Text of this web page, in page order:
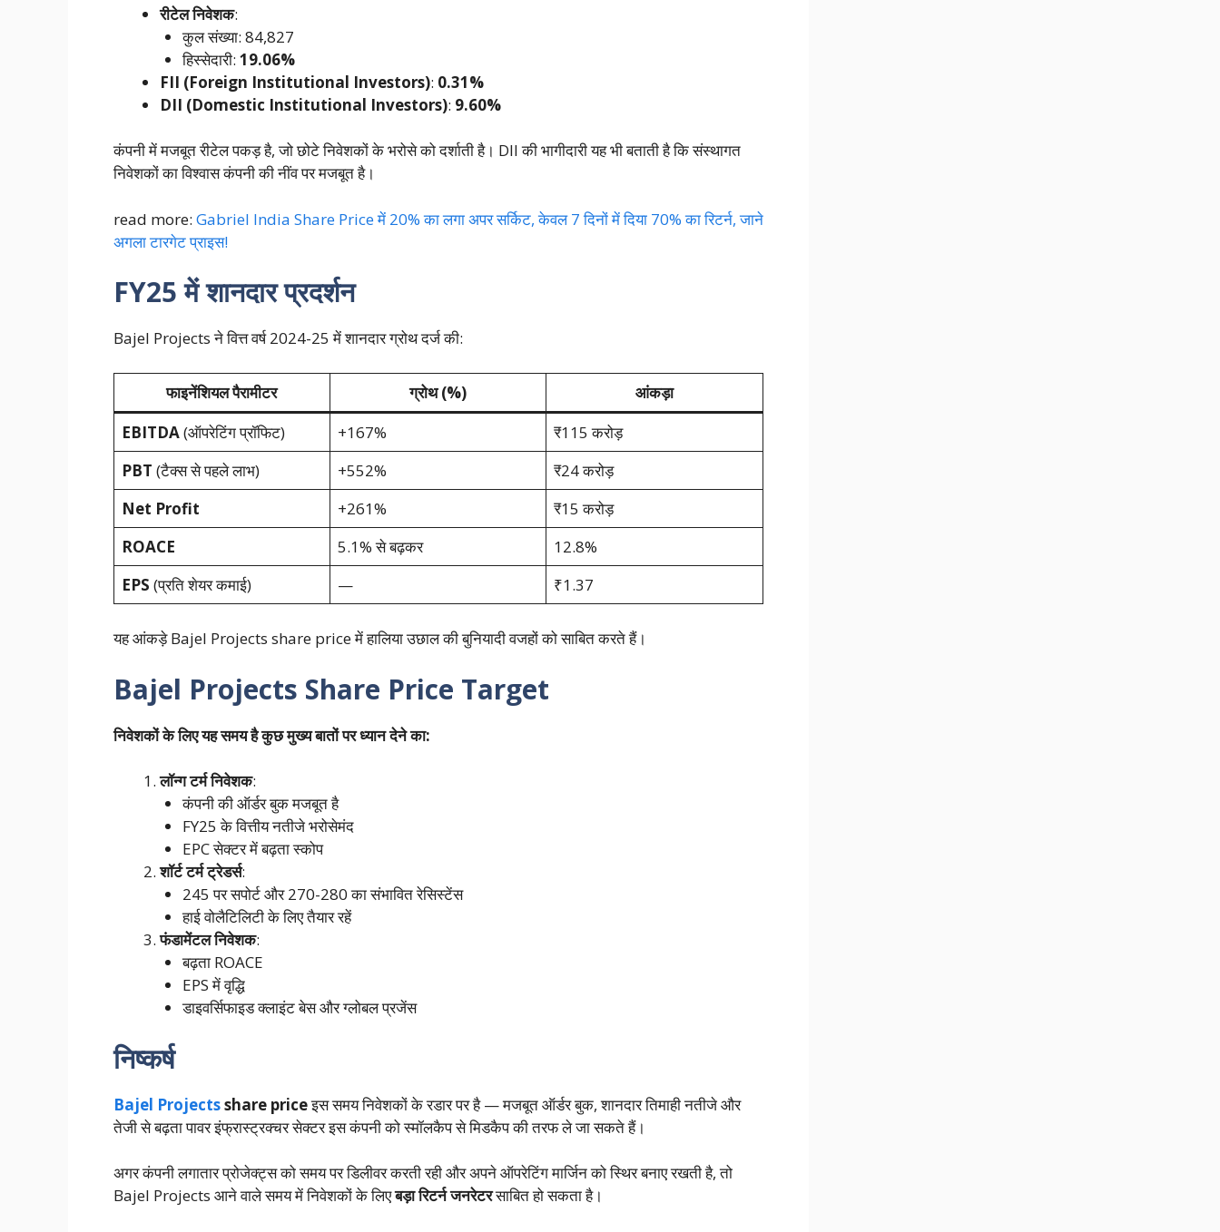
रीटेल निवेशक:
कुल संख्या: 84,827
हिस्सेदारी: 19.06%
FII (Foreign Institutional Investors): 0.31%
DII (Domestic Institutional Investors): 9.60%
कंपनी में मजबूत रीटेल पकड़ है, जो छोटे निवेशकों के भरोसे को दर्शाती है। DII की भागीदारी यह भी बताती है कि संस्थागत
निवेशकों का विश्वास कंपनी की नींव पर मजबूत है।
read more: Gabriel India Share Price में 20% का लगा अपर सर्किट, केवल 7 दिनों में दिया 70% का रिटर्न, जाने
अगला टारगेट प्राइस!
FY25 में शानदार प्रदर्शन
Bajel Projects ने वित्त वर्ष 2024-25 में शानदार ग्रोथ दर्ज की:
फाइनेंशियल पैरामीटर ग्रोथ (%)
आंकड़ा
EBITDA(ऑपरेटिंग प्रॉफिट) +167%
₹115 करोड़
PBT (टैक्स से पहले लाभ) +552%
₹24 करोड़
Net Profit
+261%
₹15 करोड़
ROACE
5.1% से बढ़कर
12.8%
EPS (प्रति शेयर कमाई) — ₹1.37
यह आंकड़े Bajel Projects share price में हालिया उछाल की बुनियादी वजहों को साबित करते हैं।
Bajel Projects Share Price Target
निवेशकों के लिए यह समय है कुछ मुख्य बातों पर ध्यान देने का:
लॉन्ग टर्म निवेशक:
कंपनी की ऑर्डर बुक मजबूत है
FY25 के वित्तीय नतीजे भरोसेमंद
EPC सेक्टर में बढ़ता स्कोप
शॉर्ट टर्म ट्रेडर्स:
245 पर सपोर्ट और 270-280 का संभावित रेसिस्टेंस
हाई वोलैटिलिटी के लिए तैयार रहें
फंडामेंटल निवेशक:
बढ़ता ROACE
EPS में वृद्धि
डाइवर्सिफाइड क्लाइंट बेस और ग्लोबल प्रजेंस
निष्कर्ष
Bajel Projectsshare priceइस समय निवेशकों के रडार पर है — मजबूत ऑर्डर बुक, शानदार तिमाही नतीजे और
तेजी से बढ़ता पावर इंफ्रास्ट्रक्चर सेक्टर इस कंपनी को स्मॉलकैप से मिडकैप की तरफ ले जा सकते हैं।
अगर कंपनी लगातार प्रोजेक्ट्स को समय पर डिलीवर करती रही और अपने ऑपरेटिंग मार्जिन को स्थिर बनाए रखती है, तो
Bajel Projects आने वाले समय में निवेशकों के लिएबड़ा रिटर्न जनरेटरसाबित हो सकता है।